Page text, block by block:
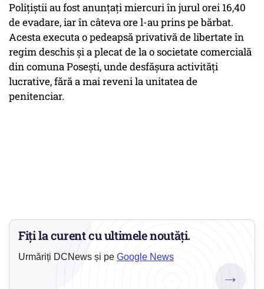
Poliţiştii au fost anunţaţi miercuri în jurul orei 16,40
de evadare, iar în câteva ore l-au prins pe bărbat.
Acesta executa o pedeapsă privativă de libertate în
regim deschis şi a plecat de la o societate comercială
din comuna Poseşti, unde desfăşura activităţi
lucrative, fără a mai reveni la unitatea de
penitenciar.
Fiți la curent cu ultimele noutăți.
Urmăriți DCNews și pe Google News
→